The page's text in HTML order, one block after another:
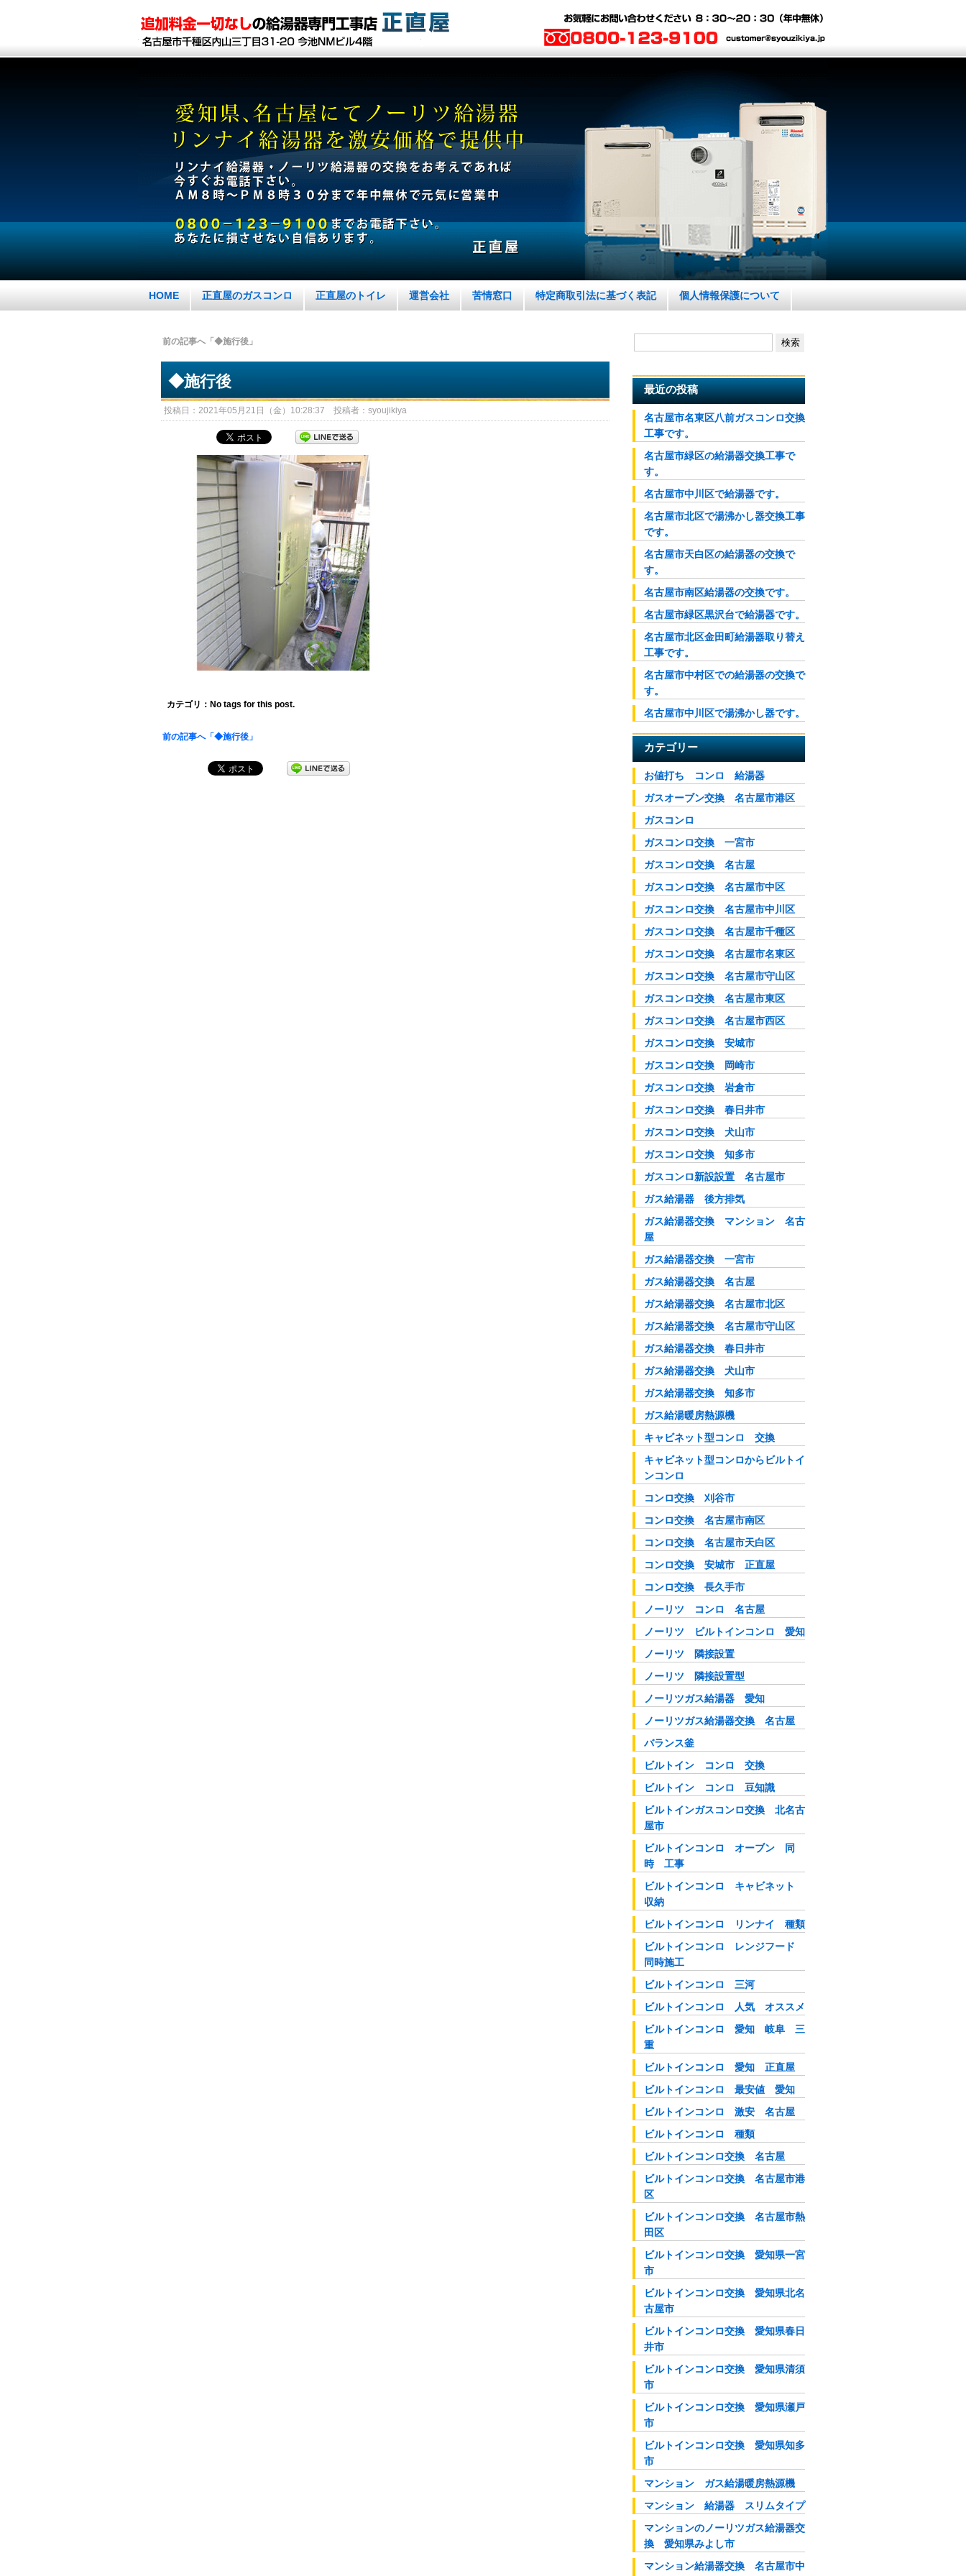
HOME 正直屋のガスコンロ 正直屋のトイレ 運営会社 苦情窓口 特定商取引法に基づく表記 個人情報保護について
前の記事へ「◆施行後」
◆施行後
投稿日：2021年05月21日（金）10:28:37 投稿者：syoujikiya
カテゴリ：No tags for this post.
前の記事へ「◆施行後」
最近の投稿
名古屋市名東区八前ガスコンロ交換
工事です。
名古屋市緑区の給湯器交換工事で
す。
名古屋市中川区で給湯器です。
名古屋市北区で湯沸かし器交換工事
です。
名古屋市天白区の給湯器の交換で
す。
名古屋市南区給湯器の交換です。
名古屋市緑区黒沢台で給湯器です。
名古屋市北区金田町給湯器取り替え
工事です。
名古屋市中村区での給湯器の交換で
す。
名古屋市中川区で湯沸かし器です。
カテゴリー
お値打ち コンロ 給湯器
ガスオーブン交換 名古屋市港区
ガスコンロ
ガスコンロ交換 一宮市
ガスコンロ交換 名古屋
ガスコンロ交換 名古屋市中区
ガスコンロ交換 名古屋市中川区
ガスコンロ交換 名古屋市千種区
ガスコンロ交換 名古屋市名東区
ガスコンロ交換 名古屋市守山区
ガスコンロ交換 名古屋市東区
ガスコンロ交換 名古屋市西区
ガスコンロ交換 安城市
ガスコンロ交換 岡崎市
ガスコンロ交換 岩倉市
ガスコンロ交換 春日井市
ガスコンロ交換 犬山市
ガスコンロ交換 知多市
ガスコンロ新設設置 名古屋市
ガス給湯器 後方排気
ガス給湯器交換 マンション 名古
屋
ガス給湯器交換 一宮市
ガス給湯器交換 名古屋
ガス給湯器交換 名古屋市北区
ガス給湯器交換 名古屋市守山区
ガス給湯器交換 春日井市
ガス給湯器交換 犬山市
ガス給湯器交換 知多市
ガス給湯暖房熱源機
キャビネット型コンロ 交換
キャビネット型コンロからビルトイ
ンコンロ
コンロ交換 刈谷市
コンロ交換 名古屋市南区
コンロ交換 名古屋市天白区
コンロ交換 安城市 正直屋
コンロ交換 長久手市
ノーリツ コンロ 名古屋
ノーリツ ビルトインコンロ 愛知
ノーリツ 隣接設置
ノーリツ 隣接設置型
ノーリツガス給湯器 愛知
ノーリツガス給湯器交換 名古屋
バランス釜
ビルトイン コンロ 交換
ビルトイン コンロ 豆知識
ビルトインガスコンロ交換 北名古
屋市
ビルトインコンロ オーブン 同
時 工事
ビルトインコンロ キャビネット
収納
ビルトインコンロ リンナイ 種類
ビルトインコンロ レンジフード
同時施工
ビルトインコンロ 三河
ビルトインコンロ 人気 オススメ
ビルトインコンロ 愛知 岐阜 三
重
ビルトインコンロ 愛知 正直屋
ビルトインコンロ 最安値 愛知
ビルトインコンロ 激安 名古屋
ビルトインコンロ 種類
ビルトインコンロ交換 名古屋
ビルトインコンロ交換 名古屋市港
区
ビルトインコンロ交換 名古屋市熱
田区
ビルトインコンロ交換 愛知県一宮
市
ビルトインコンロ交換 愛知県北名
古屋市
ビルトインコンロ交換 愛知県春日
井市
ビルトインコンロ交換 愛知県清須
市
ビルトインコンロ交換 愛知県瀬戸
市
ビルトインコンロ交換 愛知県知多
市
マンション ガス給湯暖房熱源機
マンション 給湯器 スリムタイプ
マンションのノーリツガス給湯器交
換 愛知県みよし市
マンション給湯器交換 名古屋市中